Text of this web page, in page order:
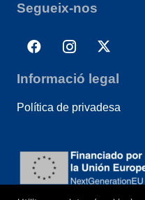
Segueix-nos
Informació legal
Política de privadesa